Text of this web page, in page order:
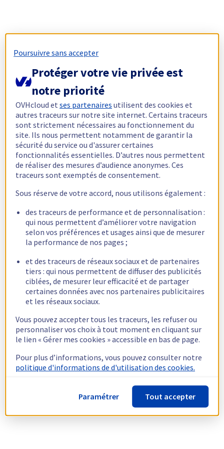
Poursuivre sans accepter
Protéger votre vie privée est
notre priorité
OVHcloud etses partenaires utilisent des cookies et
autres traceurs sur notre site internet. Certains traceurs
sont strictement nécessaires au fonctionnement du
site. Ils nous permettent notamment de garantir la
sécurité du service ou d'assurer certaines
fonctionnalités essentielles. D’autres nous permettent
de réaliser des mesures d’audience anonymes. Ces
traceurs sont exemptés de consentement.
Sous réserve de votre accord, nous utilisons également :
des traceurs de performance et de personnalisation :
qui nous permettent d’améliorer votre navigation
selon vos préférences et usages ainsi que de mesurer
la performance de nos pages ;
et des traceurs de réseaux sociaux et de partenaires
tiers : qui nous permettent de diffuser des publicités
ciblées, de mesurer leur efficacité et de partager
certaines données avec nos partenaires publicitaires
et les réseaux sociaux.
Vous pouvez accepter tous les traceurs, les refuser ou
personnaliser vos choix à tout moment en cliquant sur
le lien « Gérer mes cookies » accessible en bas de page.
Pour plus d’informations, vous pouvez consulter notre
politique d'informations de d'utilisation des cookies.
Paramétrer Tout accepter